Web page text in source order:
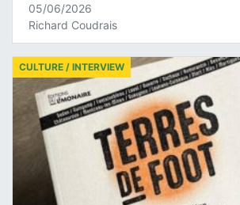
05/06/2026
Richard Coudrais
CULTURE / INTERVIEW